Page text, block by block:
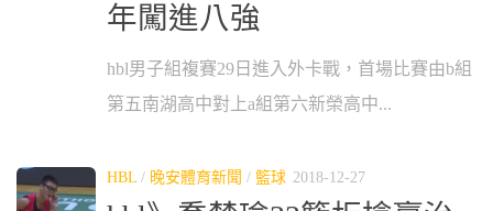
年闖進八強
hbl男子組複賽29日進入外卡戰，首場比賽由b組
第五南湖高中對上a組第六新榮高中...
HBL / 晚安體育新聞 / 籃球 2018-12-27